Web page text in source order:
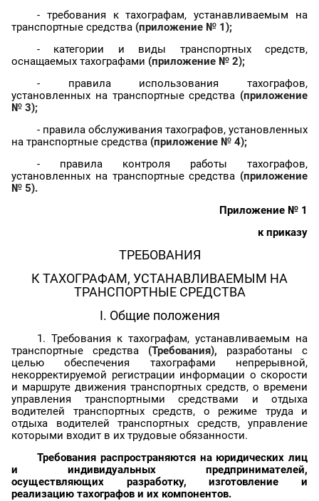
- требования ктахографам,устанавливаемым на
транспортные средства (приложение № 1);
- категории и виды транспортных средств,
оснащаемых тахографами (приложение № 2);
- правила использования тахографов,
установленных на транспортные средства (приложение
№ 3);
- правила обслуживания тахографов, установленных
на транспортные средства (приложение № 4);
- правила контроля работы тахографов,
установленных на транспортные средства (приложение
№ 5).
Приложение № 1
к приказу
ТРЕБОВАНИЯ
К ТАХОГРАФАМ, УСТАНАВЛИВАЕМЫМ НА
ТРАНСПОРТНЫЕ СРЕДСТВА
I. Общие положения
1. Требования к тахографам, устанавливаемым на
транспортные средства (Требования), разработаны с
целью обеспечения тахографами непрерывной,
некорректируемой регистрации информации о скорости
и маршруте движения транспортных средств, о времени
управления транспортными средствами и отдыха
водителей транспортных средств, о режиме труда и
отдыха водителей транспортных средств, управление
которыми входит в их трудовые обязанности.
Требования распространяются на юридических лиц
и индивидуальных предпринимателей,
осуществляющих разработку, изготовление и
реализацию тахографов и их компонентов.